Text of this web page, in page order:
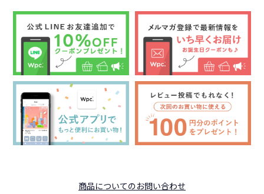
商品についてのお問い合わせ